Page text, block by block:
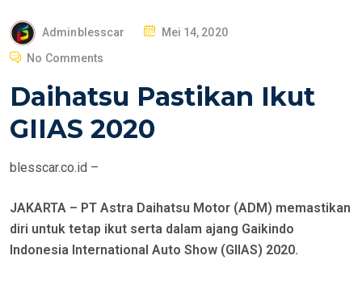
Adminblesscar
P
T
Mei 14, 2020
No Comments
Daihatsu Pastikan Ikut
GIIAS 2020
blesscar.co.id –
JAKARTA – PT Astra Daihatsu Motor (ADM) memastikan
diri untuk tetap ikut serta dalam ajang Gaikindo
Indonesia International Auto Show (GIIAS) 2020.